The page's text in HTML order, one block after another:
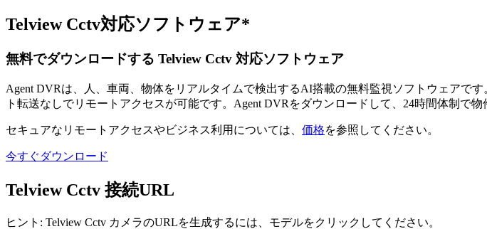
Telview Cctv対応ソフトウェア*
無料でダウンロードする Telview Cctv 対応ソフトウェア
Agent DVRは、人、車両、物体をリアルタイムで検出するAI搭載の無料監視ソフトウェアで
ト転送なしでリモートアクセスが可能です。Agent DVRをダウンロードして、24時間体制で物
セキュアなリモートアクセスやビジネス利用については、 価格を参照してください。
今すぐダウンロード
Telview Cctv 接続URL
ヒント: Telview Cctv カメラのURLを生成するには、モデルをクリックしてください。